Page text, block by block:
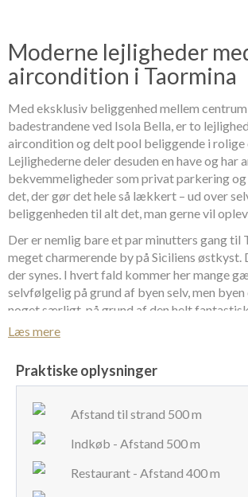
Moderne lejligheder
aircondition i Taormina
Med eksklusiv beliggenhed mellem
badestrandene ved Isola Bella, er to
aircondition og delt pool beliggende i rolige
Lejlighederne deler desuden en have og har
bekvemmeligheder som privat parkering
det, der gør det hele så lækkert – ud over
beliggenheden til alt det, man gerne vil
Der er nemlig bare et par minutters gang til
meget charmerende by på Siciliens østkyst.
der synes. I hvert fald kommer her mange
selvfølgelig på grund af byen selv, men
noget særligt, på grund af den helt
klipperne ud over Middelhavet. Byen er
koncerter med både pop, rock og klassisk.
kendt for sine mange kirker – og i den anden
designershops og antikvitetshandlende. Der
gode grunde til at holde en oplevelsesferie i
lejligheder med aircondition og pool.
De to lejligheder med aircondition er to ud af
ejendommen. Der er yderligere fire
Læs mere
Praktiske oplysninger
Afstand til strand 500 m
Indkøb - Afstand 500 m
Restaurant - Afstand 400 m